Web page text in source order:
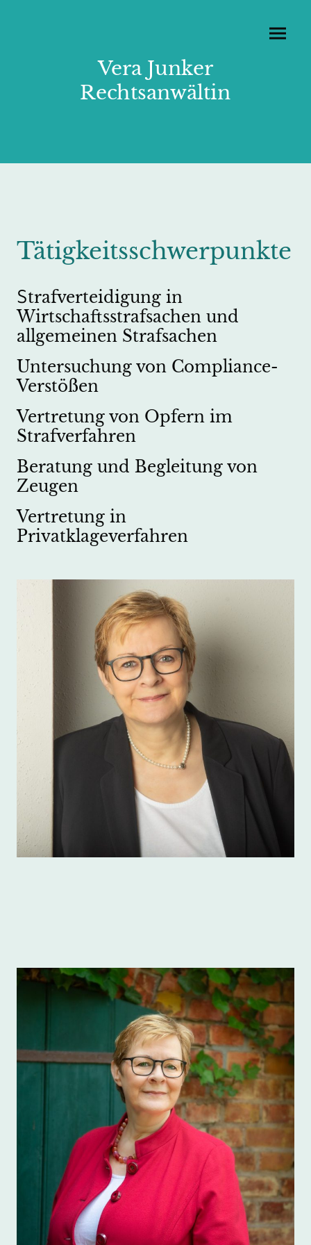
Vera Junker
Rechtsanwältin
Tätigkeitsschwerpunkte
Strafverteidigung in
Wirtschaftsstrafsachen und
allgemeinen Strafsachen
Untersuchung von Compliance-
Verstößen
Vertretung von Opfern im
Strafverfahren
Beratung und Begleitung von
Zeugen
Vertretung in
Privatklageverfahren